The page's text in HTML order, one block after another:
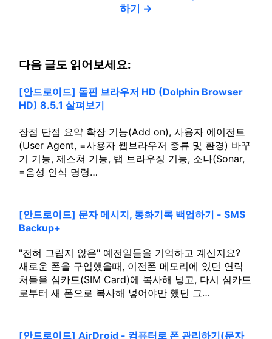
하기 →
다음 글도 읽어보세요:
[안드로이드] 돌핀 브라우저 HD (Dolphin Browser
HD) 8.5.1 살펴보기
장점 단점 요약 확장 기능(Add on), 사용자 에이전트
(User Agent, =사용자 웹브라우저 종류 및 환경) 바꾸
기 기능, 제스쳐 기능, 탭 브라우징 기능, 소나(Sonar,
=음성 인식 명령…
[안드로이드] 문자 메시지, 통화기록 백업하기 - SMS
Backup+
"전혀 그립지 않은" 예전일들을 기억하고 계신지요?
새로운 폰을 구입했을때, 이전폰 메모리에 있던 연락
처들을 심카드(SIM Card)에 복사해 넣고, 다시 심카드
로부터 새 폰으로 복사해 넣어야만 했던 그…
[안드로이드] AirDroid - 컴퓨터로 폰 관리하기(문자